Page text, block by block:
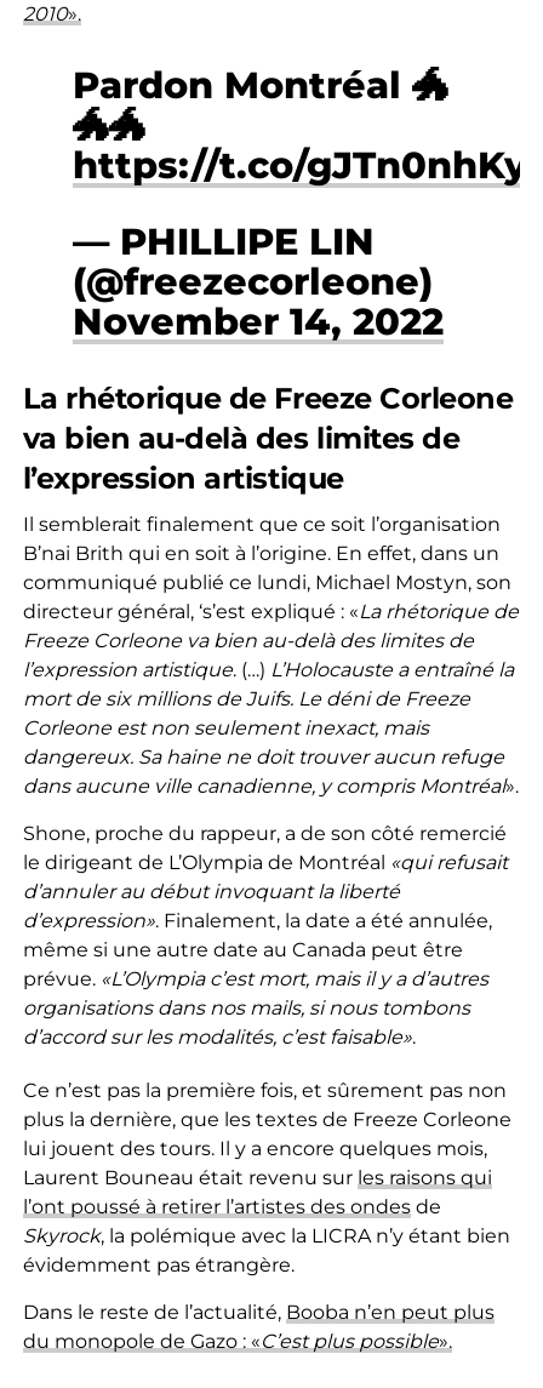
2010».
Pardon Montréal 🐲
🐲🐲
https://t.co/
— PHILLIPE LIN
(@freezecorleone)
November 14, 2022
La rhétorique de Freeze Corleone
va bien au-delà des limites de
l’expression artistique
Il semblerait finalement que ce soit l’organisation
B’nai Brith qui en soit à l’origine. En effet, dans un
communiqué publié ce lundi, Michael Mostyn, son
directeur général, ‘s’est expliqué : «La rhétorique de
Freeze Corleone va bien au-delà des limites de
l’expression artistique. (…) L’Holocauste a entraîné la
mort de six millions de Juifs. Le déni de Freeze
Corleone est non seulement inexact, mais
dangereux. Sa haine ne doit trouver aucun refuge
dans aucune ville canadienne, y compris Montréal».
Shone, proche du rappeur, a de son côté remercié
le dirigeant de L’Olympia de Montréal «qui refusait
d’annuler au début invoquant la liberté
d’expression». Finalement, la date a été annulée,
même si une autre date au Canada peut être
prévue. «L’Olympia c’est mort, mais il y a d’autres
organisations dans nos mails, si nous tombons
d’accord sur les modalités, c’est faisable».
Ce n’est pas la première fois, et sûrement pas non
plus la dernière, que les textes de Freeze Corleone
lui jouent des tours. Il y a encore quelques mois,
Laurent Bouneau était revenu sur les raisons qui
l’ont poussé à retirer l’artistes des ondesde
Skyrock, la polémique avec la LICRA n’y étant bien
évidemment pas étrangère.
Dans le reste de l’actualité, Booba n’en peut plus
du monopole de Gazo : «C’est plus possible».